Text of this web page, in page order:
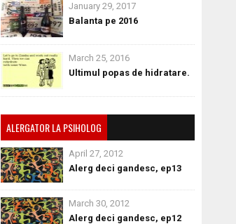
January 29, 2017
Balanta pe 2016
March 25, 2016
Ultimul popas de hidratare.
ALERGATOR LA PSIHOLOG
April 27, 2012
Alerg deci gandesc, ep13
March 30, 2012
Alerg deci gandesc, ep12